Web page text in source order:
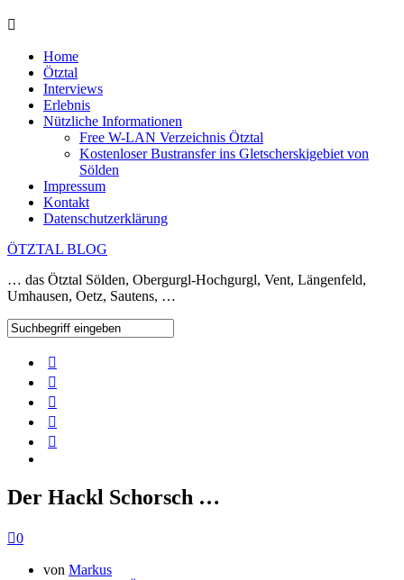
Home
Ötztal
Interviews
Erlebnis
Nützliche Informationen
Free W-LAN Verzeichnis Ötztal
Kostenloser Bustransfer ins Gletscherskigebiet von
Sölden
Impressum
Kontakt
Datenschutzerklärung
ÖTZTAL BLOG
… das Ötztal Sölden, Obergurgl-Hochgurgl, Vent, Längenfeld,
Umhausen, Oetz, Sautens, …
Der Hackl Schorsch …
0
von Markus